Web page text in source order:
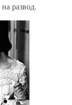
развод.